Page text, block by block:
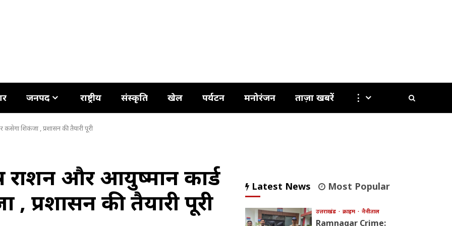
जनपद राष्ट्रीय संस्कृति खेल पर्यटन मनोरंजन ताज़ा खबरें ⋮
कसेगा शिकंजा , प्रशासन की तैयारी पूरी
राशन और आयुष्मान कार्ड
प्रशासन की तैयारी पूरी
Latest News Most Popular
उत्तराखंड क्राइम नैनीताल
Ramnagar Crime: